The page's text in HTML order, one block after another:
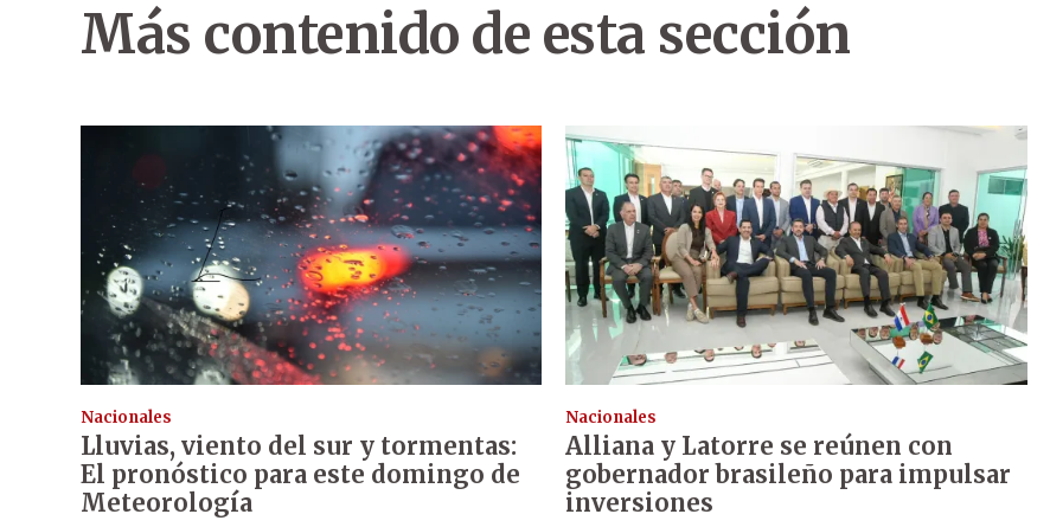
Más contenido de esta sección
Nacionales
Lluvias, viento del sur y tormentas:
El pronóstico para este domingo de
Meteorología
Nacionales
Alliana y Latorre se reúnen con
gobernador brasileño para impulsar
inversiones